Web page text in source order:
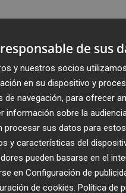
de sus
y nuestros socios
en su dispositivo y
de navegación, para ofrecer
información sobre la
procesar sus datos para
y características del
pueden basarse en el
en Configuración de
de cookies Política de